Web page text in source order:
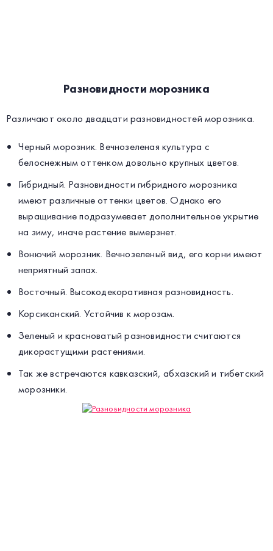
Разновидности морозника
Различают около двадцати разновидностей морозника.
Черный морозник. Вечнозеленая культура с
белоснежным оттенком довольно крупных цветов.
Гибридный. Разновидности гибридного морозника
имеют различные оттенки цветов. Однако его
выращивание подразумевает дополнительное укрытие
на зиму, иначе растение вымерзнет.
Вонючий морозник. Вечнозеленый вид, его корни имеют
неприятный запах.
Восточный. Высокодекоративная разновидность.
Корсиканский. Устойчив к морозам.
Зеленый и красноватый разновидности считаются
дикорастущими растениями.
Так же встречаются кавказский, абхазский и тибетский
морозники.